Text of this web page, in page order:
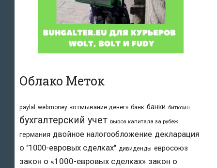
Облако Меток
paylal webmoney «отмывание денег» банк банки биткоин
бухгалтерский учет вывоз капитала за рубеж
германия двойное налогообложение декларация
о "1000-евровых сделках" дивиденды евросоюз
закон о «1000-евровых сделках» закон о